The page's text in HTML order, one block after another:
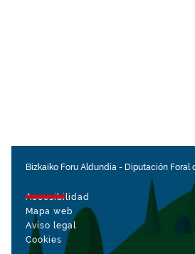
Bizkaiko Foru Aldundia - Diputación Foral
Accesibilidad
Mapa web
Aviso legal
Cookies